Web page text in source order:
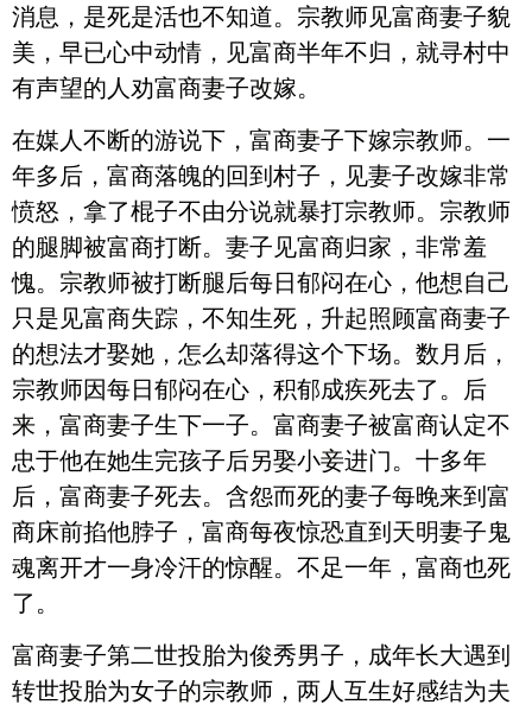
消息，是死是活也不知道。宗教师见富商妻子貌
美，早已心中动情，见富商半年不归，就寻村中
有声望的人劝富商妻子改嫁。
在媒人不断的游说下，富商妻子下嫁宗教师。一
年多后，富商落魄的回到村子，见妻子改嫁非常
愤怒，拿了棍子不由分说就暴打宗教师。宗教师
的腿脚被富商打断。妻子见富商归家，非常羞
愧。宗教师被打断腿后每日郁闷在心，他想自己
只是见富商失踪，不知生死，升起照顾富商妻子
的想法才娶她，怎么却落得这个下场。数月后，
宗教师因每日郁闷在心，积郁成疾死去了。后
来，富商妻子生下一子。富商妻子被富商认定不
忠于他在她生完孩子后另娶小妾进门。十多年
后，富商妻子死去。含怨而死的妻子每晚来到富
商床前掐他脖子，富商每夜惊恐直到天明妻子鬼
魂离开才一身冷汗的惊醒。不足一年，富商也死
了。
富商妻子第二世投胎为俊秀男子，成年长大遇到
转世投胎为女子的宗教师，两人互生好感结为夫